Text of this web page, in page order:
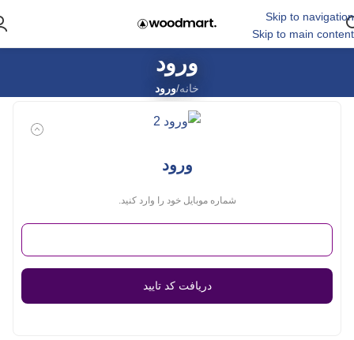
Skip to navigation
Skip to main content
ورود
خانه/ورود
ورود
شماره موبایل خود را وارد کنید.
دریافت کد تایید